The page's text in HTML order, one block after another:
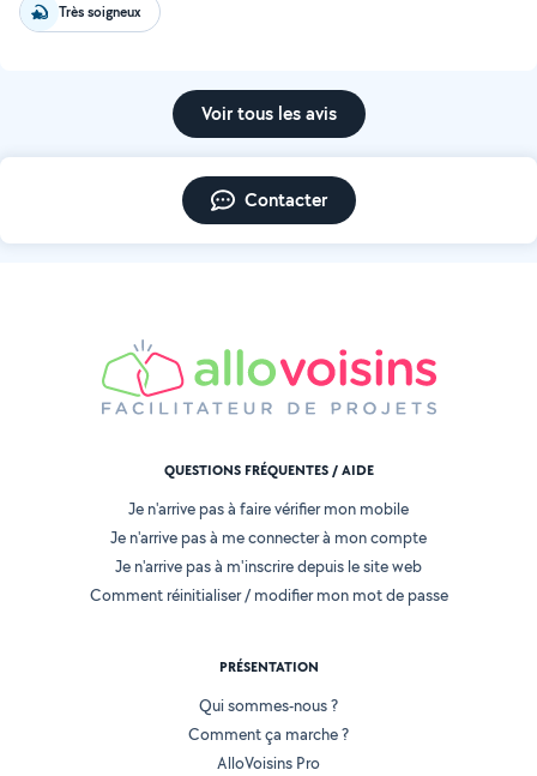
Très soigneux
Voir tous les avis
Contacter
QUESTIONS FRÉQUENTES / AIDE
Je n'arrive pas à faire vérifier mon mobile
Je n'arrive pas à me connecter à mon compte
Je n'arrive pas à m'inscrire depuis le site web
Comment réinitialiser / modifier mon mot de passe
PRÉSENTATION
Qui sommes-nous ?
Comment ça marche ?
AlloVoisins Pro